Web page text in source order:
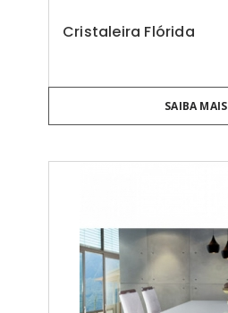
Cristaleira Flórida
SAIBA MAIS